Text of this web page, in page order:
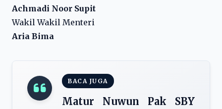
Achmadi Noor Supit
Wakil Wakil Menteri
Aria Bima
BACA JUGA
Matur Nuwun Pak SBY